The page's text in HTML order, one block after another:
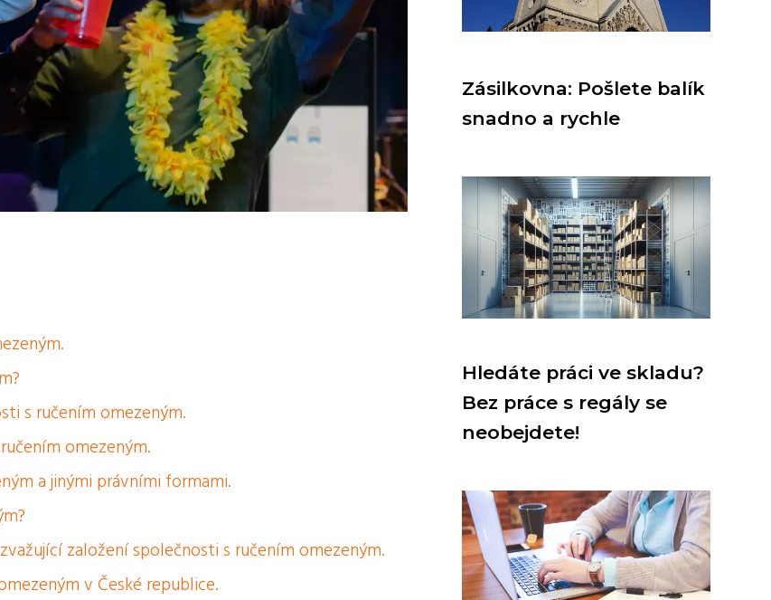
s ručením omezeným.
omezeným.
a jinými právními formami.
založení společnosti s ručením omezeným.
v České republice.
Zásilkovna: Pošlete balík
snadno a rychle
Hledáte práci ve skladu?
Bez práce s regály se
neobejdete!